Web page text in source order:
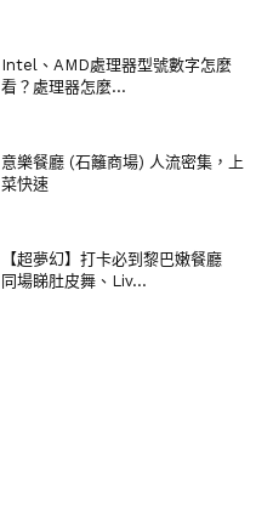
Intel、AMD處理器型號數字怎麼
看？處理器怎麼...
意樂餐廳 (石籬商場) 人流密集，上
菜快速
【超夢幻】打卡必到黎巴嫩餐廳
同場睇肚皮舞、Liv...